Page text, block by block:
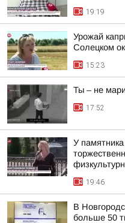
19:19
Урожай
Солецком
15:23
Ты – не
17:52
У
19:46
В
больше 50